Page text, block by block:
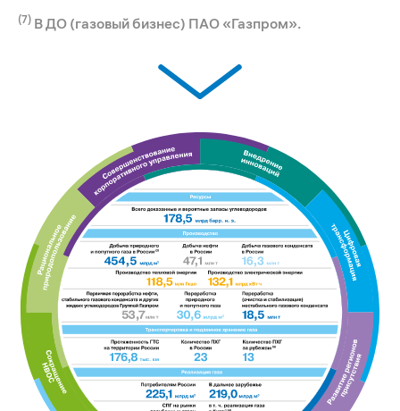
(7) В ДО (газовый бизнес) ПАО «Газпром».